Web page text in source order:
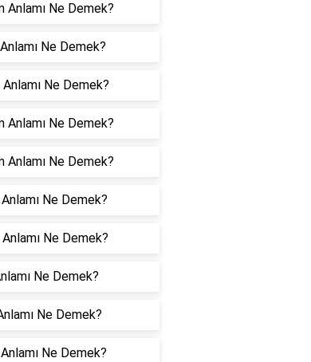
Anlamı Ne Demek?
Ne Demek?
Ne Demek?
Anlamı Ne Demek?
Anlamı Ne Demek?
Ne Demek?
Ne Demek?
Ne Demek?
Ne Demek?
Ne Demek?